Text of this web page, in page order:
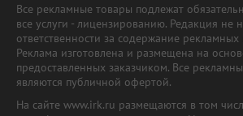
Все рекламные товары подлежат
все услуги - лицензированию. Редакция не
ответственности за содержание рекламных
Реклама изготовлена и размещена на
предоставленных заказчиком. Все
являются публичной офертой.
На сайте www.irk.ru размещаются в том